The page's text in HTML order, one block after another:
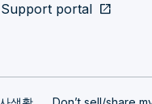
Support portal open_in_new